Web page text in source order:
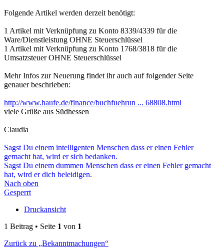
Folgende Artikel werden derzeit benötigt:
1 Artikel mit Verknüpfung zu Konto 8339/4339 für die
Ware/Dienstleistung OHNE Steuerschlüssel
1 Artikel mit Verknüpfung zu Konto 1768/3818 für die
Umsatzsteuer OHNE Steuerschlüssel
Mehr Infos zur Neuerung findet ihr auch auf folgender Seite
genauer beschrieben:
http://www.haufe.de/finance/buchfuehrun ... 68808.html
viele Grüße aus Südhessen
Claudia
Sagst Du einem intelligenten Menschen dass er einen Fehler
gemacht hat, wird er sich bedanken.
Sagst Du einem dummen Menschen dass er einen Fehler gemacht
hat, wird er dich beleidigen.
Nach oben
Gesperrt
Druckansicht
1 Beitrag • Seite 1 von 1
Zurück zu „Bekanntmachungen“